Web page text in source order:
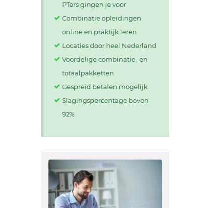
PTers gingen je voor
Combinatie opleidingen
online en praktijk leren
Locaties door heel Nederland
Voordelige combinatie- en
totaalpakketten
Gespreid betalen mogelijk
Slagingspercentage boven
92%